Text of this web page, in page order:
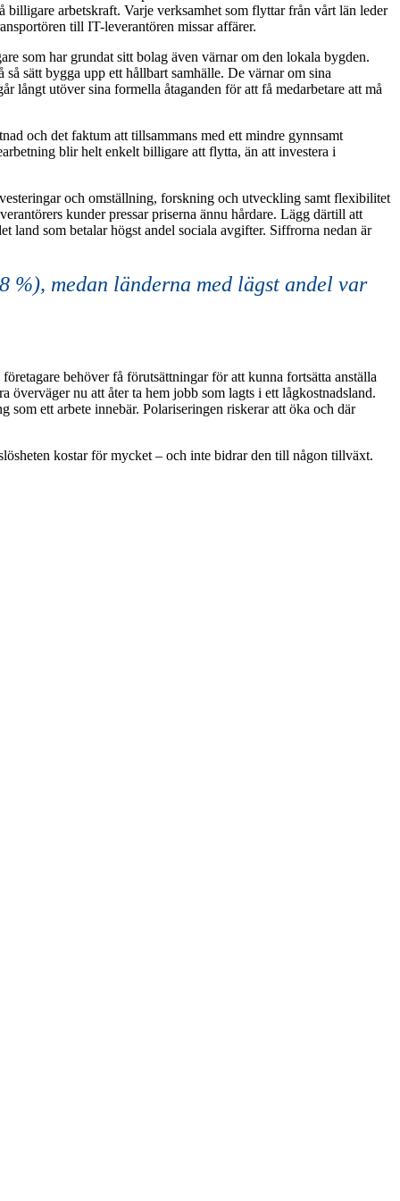
billigare arbetskraft. Varje verksamhet som flyttar från vårt län leder
till IT-leverantören missar affärer.
som har grundat sitt bolag även värnar om den lokala bygden.
sätt bygga upp ett hållbart samhälle. De värnar om sina
långt utöver sina formella åtaganden för att få medarbetare att må
och det faktum att tillsammans med ett mindre gynnsamt
blir helt enkelt billigare att flytta, än att investera i
och omställning, forskning och utveckling samt flexibilitet
kunder pressar priserna ännu hårdare. Lägg därtill att
land som betalar högst andel sociala avgifter. Siffrorna nedan är
medan länderna med lägst andel var
behöver få förutsättningar för att kunna fortsätta anställa
nu att åter ta hem jobb som lagts i ett lågkostnadsland.
ett arbete innebär. Polariseringen riskerar att öka och där
kostar för mycket – och inte bidrar den till någon tillväxt.